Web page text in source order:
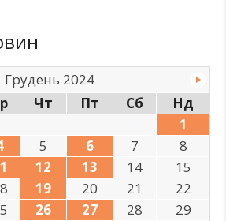
Грудень 2024
Чт Пт Сб
Нд
1
5 6 7
8
12 13 14
15
19 20 21
22
26 27 28
29